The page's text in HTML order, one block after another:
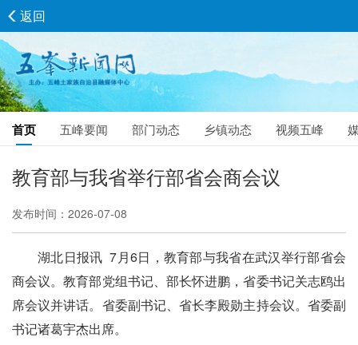
首页 五峰要闻 部门动态 乡镇动态 视频五峰
返回
教育部与我省举行部省会商会议
发布时间：2026-07-08
湖北日报讯 7月6日，教育部与我省在武汉举行部省会
商会议。教育部党组书记、部长怀进鹏，省委书记关志鸥出
席会议并讲话。省委副书记、省长李殿勋主持会议。省委副
书记诸葛宇杰出席。